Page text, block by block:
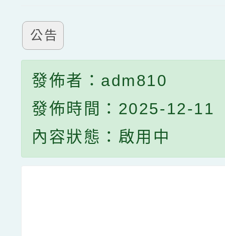
公告
發佈者：adm810
發佈時間：2025-12-11
內容狀態：啟用中